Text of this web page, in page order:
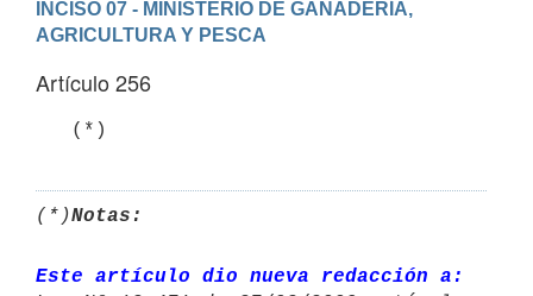
INCISO 07 - MINISTERIO DE GANADERÍA,
AGRICULTURA Y PESCA
Artículo 256
   (*)
(*)Notas:
Este artículo dio nueva redacción a: